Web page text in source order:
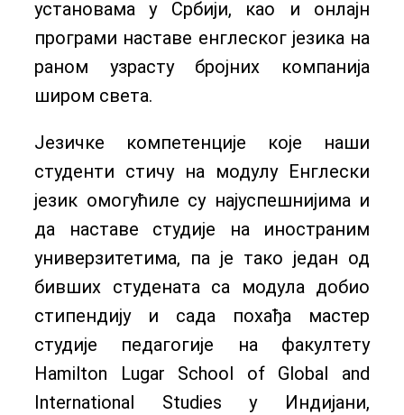
установама у Србији, као и онлајн
програми наставе енглеског језика на
раном узрасту бројних компанија
широм света.
Језичке компетенције које наши
студенти стичу на модулу Енглески
језик омогућиле су најуспешнијима и
да наставе студије на иностраним
универзитетима, па је тако један од
бивших студената са модула добио
стипендију и сада похађа мастер
студије педагогије на факултету
Hamilton Lugar School of Global and
International Studies у Индијани,